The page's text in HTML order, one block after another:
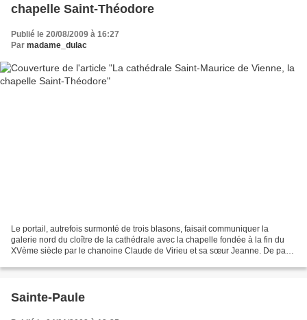
chapelle Saint-Théodore
Publié le 20/08/2009 à 16:27
Par madame_dulac
Le portail, autrefois surmonté de trois blasons, faisait communiquer la
galerie nord du cloître de la cathédrale avec la chapelle fondée à la fin du
XVème siècle par le chanoine Claude de Virieu et sa sœur Jeanne. De part
Sainte-Paule